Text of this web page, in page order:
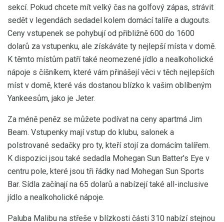
sekcí. Pokud chcete mít velký čas na golfový zápas, strávit
sedět v legendách sedadel kolem domácí talíře a dugouts.
Ceny vstupenek se pohybují od přibližně 600 do 1600
dolarů za vstupenku, ale získáváte ty nejlepší místa v domě.
K těmto místům patří také neomezené jídlo a nealkoholické
nápoje s číšníkem, které vám přinášejí věci v těch nejlepších
míst v domě, které vás dostanou blízko k vašim oblíbeným
Yankeesům, jako je Jeter.
Za méně peněz se můžete podívat na ceny apartmá Jim
Beam. Vstupenky mají vstup do klubu, salonek a
polstrované sedačky pro ty, kteří stojí za domácím talířem.
K dispozici jsou také sedadla Mohegan Sun Batter's Eye v
centru pole, které jsou tři řádky nad Mohegan Sun Sports
Bar. Sídla začínají na 65 dolarů a nabízejí také all-inclusive
jídlo a nealkoholické nápoje.
Paluba Malibu na střeše v blízkosti části 310 nabízí stejnou